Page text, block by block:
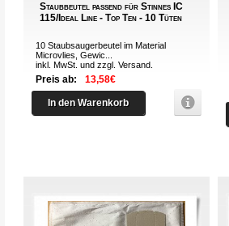
Staubbeutel passend für Stinnes IC
115/Ideal Line - Top Ten - 10 Tüten
10 Staubsaugerbeutel im Material
Microvlies, Gewic...
inkl. MwSt. und zzgl.Versand
Preis ab: 13,58€
In den Warenkorb